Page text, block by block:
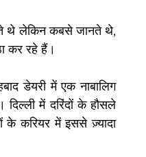
थे लेकिन कबसे जानते थे,
कर रहे हैं।
डेयरी में एक नाबालिग
में दरिंदों के हौसले
करियर में इससे ज़्यादा